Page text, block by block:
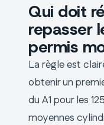
Qui doit
repasser
permis
La règle est
obtenir un
du A1 pour les
moyennes